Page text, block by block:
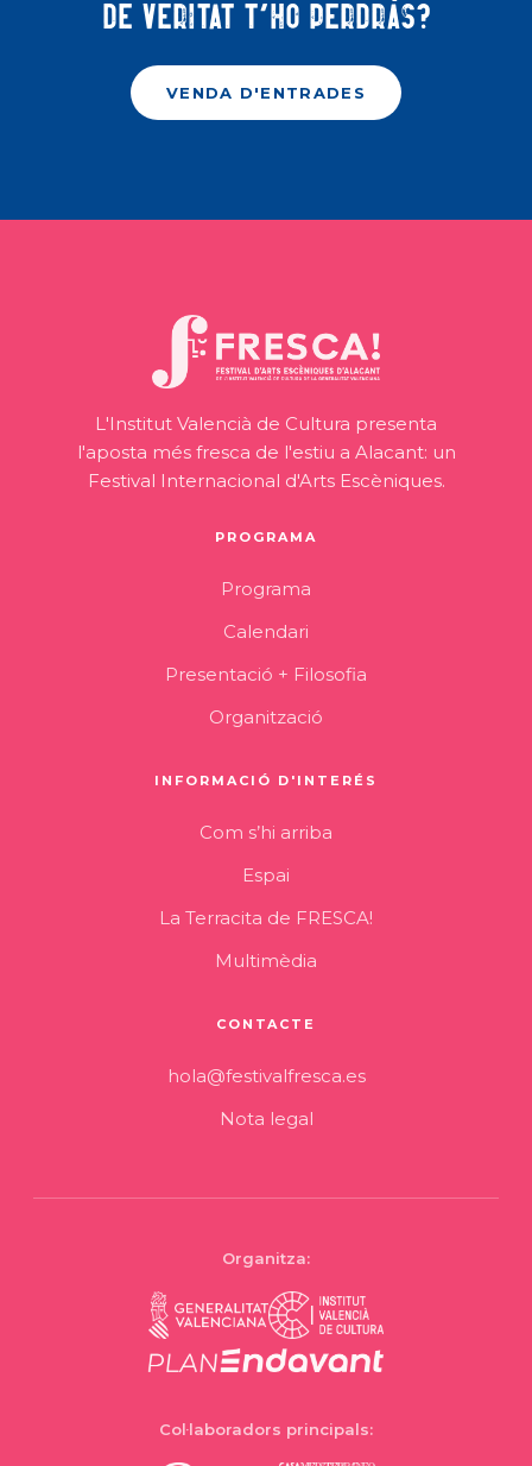
De veritat t'ho perdràs?
VENDA D'ENTRADES
L'Institut Valencià de Cultura presenta
l'aposta més fresca de l'estiu a Alacant: un
Festival Internacional d'Arts Escèniques.
PROGRAMA
Programa
Calendari
Presentació + Filosofia
Organització
INFORMACIÓ D'INTERÉS
Com s’hi arriba
Espai
La Terracita de FRESCA!
Multimèdia
CONTACTE
hola@festivalfresca.es
Nota legal
Organitza:
Col·laboradors principals: